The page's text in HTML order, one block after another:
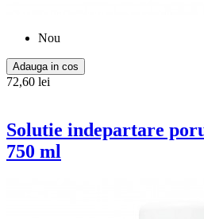
Nou
Adauga in cos
72,60 lei
Solutie indepartare
750 ml